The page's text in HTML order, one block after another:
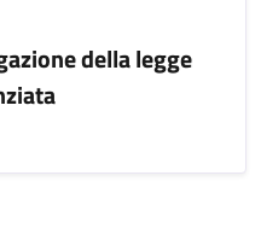
della legge